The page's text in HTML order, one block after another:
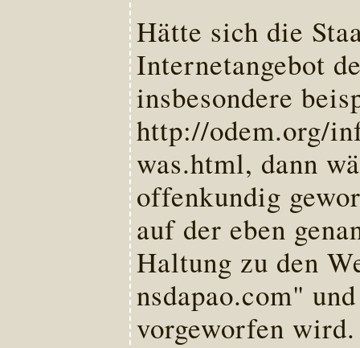
Hätte sich die
Internetangebot
insbesondere
http://odem.org/
was.html, dann
offenkundig
auf der eben
Haltung zu den
nsdapao.com"
vorgeworfen wird.